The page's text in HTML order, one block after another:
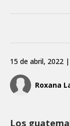
Roxana
15 de abril, 2022
Los